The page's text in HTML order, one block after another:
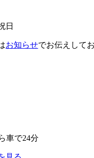
日
お知らせでお伝えして
車で24分